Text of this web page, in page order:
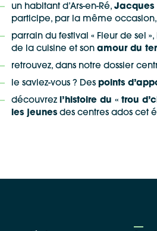
un habitant d’Ars-en-Ré, Jacques
participe, par la même
parrain du festival « Fleur de sel »,
de la cuisine et son amour du
retrouvez, dans notre dossier
le saviez-vous ? Des points
découvrez l’histoire du « trou
les jeunesdes centres ados cet